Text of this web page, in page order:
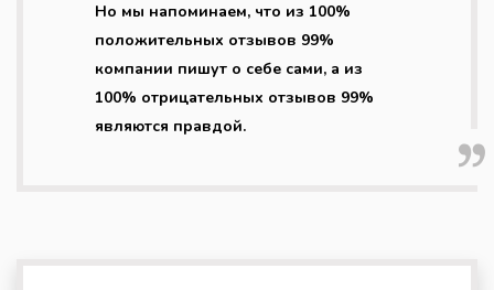
Но мы напоминаем, что из 100%
положительных отзывов 99%
компании пишут о себе сами, а из
100% отрицательных отзывов 99%
являются правдой.